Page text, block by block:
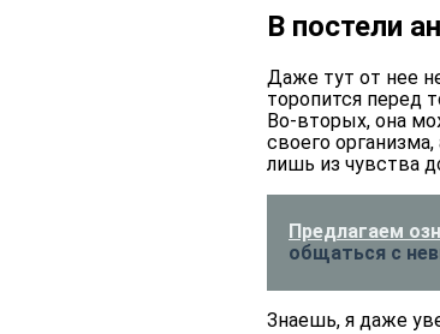
В постели
Даже тут от нее
торопится перед
Во-вторых, она
своего
лишь из чувства
Предлагаем
общаться с
Знаешь, я даже